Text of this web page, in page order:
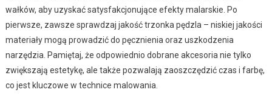
wałków, aby uzyskać satysfakcjonujące efekty malarskie. Po
pierwsze, zawsze sprawdzaj jakość trzonka pędzla – niskiej jakości
materiały mogą prowadzić do pęcznienia oraz uszkodzenia
narzędzia. Pamiętaj, że odpowiednio dobrane akcesoria nie tylko
zwiększają estetykę, ale także pozwalają zaoszczędzić czas i farbę,
co jest kluczowe w technice malowania.